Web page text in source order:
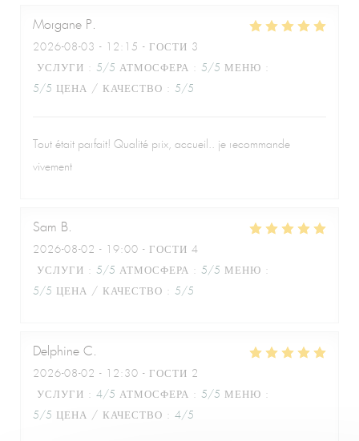
Morgane P
2026-08-03 - 12:15 - ГОСТИ 3
УСЛУГИ : 5/5 АТМОСФЕРА : 5/5 МЕНЮ :
5/5 ЦЕНА / КАЧЕСТВО : 5/5
Tout était parfait! Qualité prix, accueil.. je recommande
vivement
Sam B
2026-08-02 - 19:00 - ГОСТИ 4
УСЛУГИ : 5/5 АТМОСФЕРА : 5/5 МЕНЮ :
5/5 ЦЕНА / КАЧЕСТВО : 5/5
Delphine C
2026-08-02 - 12:30 - ГОСТИ 2
УСЛУГИ : 4/5 АТМОСФЕРА : 5/5 МЕНЮ :
5/5 ЦЕНА / КАЧЕСТВО : 4/5
Le Café de la Plage